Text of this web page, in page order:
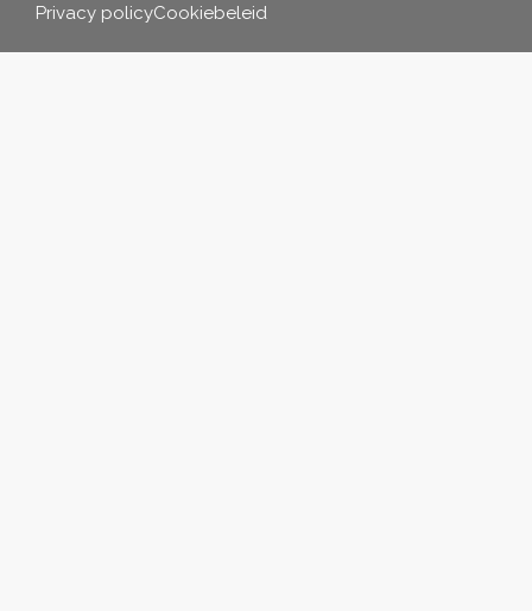
Privacy policyCookiebeleid